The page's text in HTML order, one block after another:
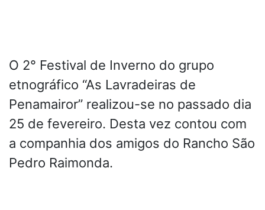
O 2° Festival de Inverno do grupo
etnográfico “As Lavradeiras de
Penamairor” realizou-se no passado dia
25 de fevereiro. Desta vez contou com
a companhia dos amigos do Rancho São
Pedro Raimonda.